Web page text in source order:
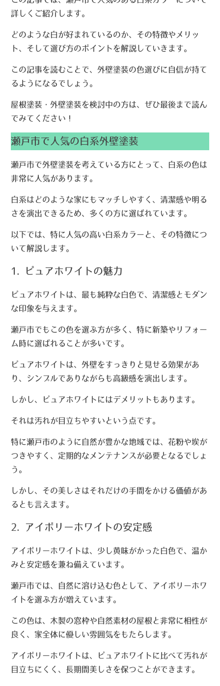
詳しくご紹介します。
どのような白が好まれているのか、その特徴やメリッ
ト、そして選び方のポイントを解説していきます。
この記事を読むことで、外壁塗装の色選びに自信が持て
るようになるでしょう。
屋根塗装・外壁塗装を検討中の方は、ぜひ最後まで読ん
でみてください！
瀬戸市で人気の白系外壁塗装
瀬戸市で外壁塗装を考えている方にとって、白系の色は
非常に人気があります。
白系はどのような家にもマッチしやすく、清潔感や明る
さを演出できるため、多くの方に選ばれています。
以下では、特に人気の高い白系カラーと、その特徴につ
いて解説します。
1. ピュアホワイトの魅力
ピュアホワイトは、最も純粋な白色で、清潔感とモダン
な印象を与えます。
瀬戸市でもこの色を選ぶ方が多く、特に新築やリフォー
ム時に選ばれることが多いです。
ピュアホワイトは、外壁をすっきりと見せる効果があ
り、シンプルでありながらも高級感を演出します。
しかし、ピュアホワイトにはデメリットもあります。
それは汚れが目立ちやすいという点です。
特に瀬戸市のように自然が豊かな地域では、花粉や埃が
つきやすく、定期的なメンテナンスが必要となるでしょ
う。
しかし、その美しさはそれだけの手間をかける価値があ
るとも言えます。
2. アイボリーホワイトの安定感
アイボリーホワイトは、少し黄味がかった白色で、温か
みと安定感を兼ね備えています。
瀬戸市では、自然に溶け込む色として、アイボリーホワ
イトを選ぶ方が増えています。
この色は、木製の窓枠や自然素材の屋根と非常に相性が
良く、家全体に優しい雰囲気をもたらします。
アイボリーホワイトは、ピュアホワイトに比べて汚れが
目立ちにくく、長期間美しさを保つことができます。